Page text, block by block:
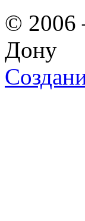
© 2006
Дону